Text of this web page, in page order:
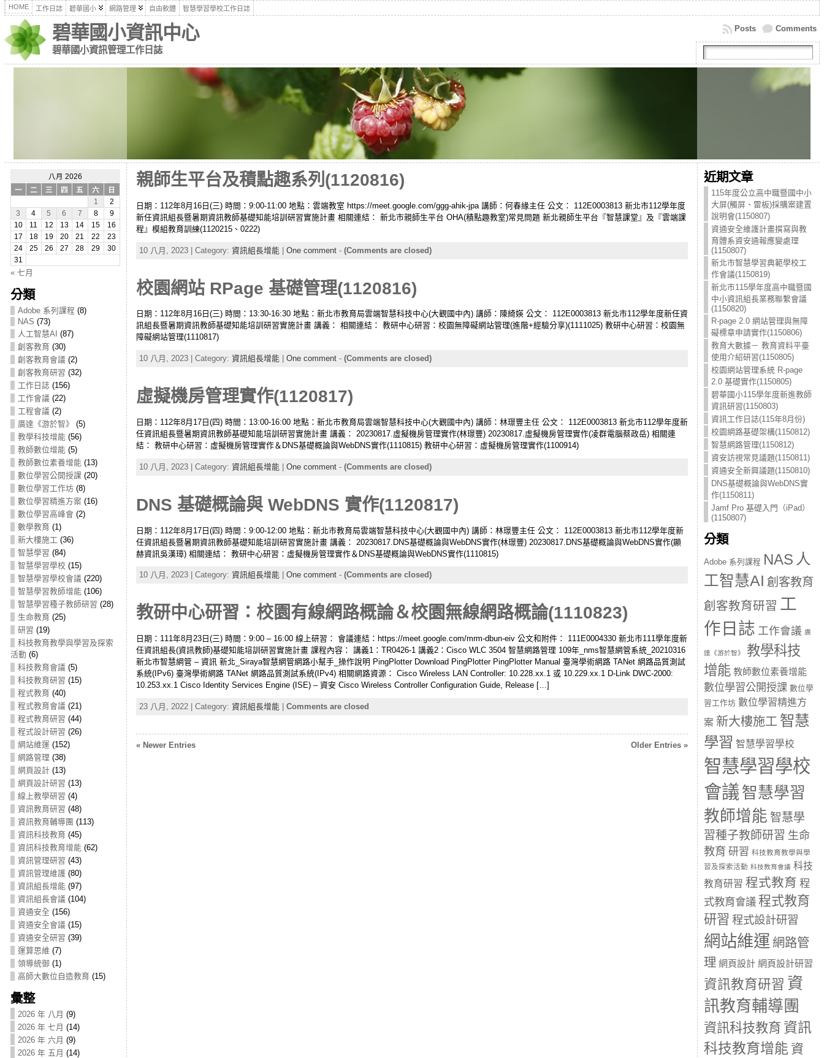
HOME 工作日誌 碧華國小 網路管理 自由軟體 智慧學習學校工作日誌
碧華國小資訊中心
碧華國小資訊管理工作日誌
Comments
Posts
八月 2026
一
二 三 四 五 六
日
1
2
3
4 5 6 7 8
9
10
11 12 13 14 15
16
17
18 19 20 21 22
23
24
25 26 27 28 29
30
31
« 七月
分類
Adobe 系列課程 (8)
NAS (73)
人工智慧AI (87)
創客教育 (30)
創客教育會議 (2)
創客教育研習 (32)
工作日誌 (156)
工作會議 (22)
工程會議 (2)
廣達《游於智》
(5)
教學科技增能(56)
教師數位增能(5)
教師數位素養增能(13)
數位學習公開授課 (20)
數位學習工作坊(8)
數位學習精進方案 (16)
數位學習高峰會 (2)
數學教育 (1)
新大樓施工 (36)
智慧學習 (84)
智慧學習學校 (15)
智慧學習學校會議 (220)
智慧學習教師增能(106)
智慧學習種子教師研習 (28)
生命教育 (25)
研習 (19)
科技教育教學與學習及探索
活動 (6)
科技教育會議 (5)
科技教育研習 (15)
程式教育 (40)
程式教育會議 (21)
程式教育研習 (44)
程式設計研習 (26)
網站維運 (152)
網路管理 (38)
網頁設計(13)
網頁設計研習 (13)
線上教學研習 (4)
資訊教育研習 (48)
資訊教育輔導團 (113)
資訊科技教育 (45)
資訊科技教育增能(62)
資訊管理研習 (43)
資訊管理維護(80)
資訊組長增能(97)
資訊組長會議 (104)
資通安全 (156)
資通安全會議 (15)
資通安全研習 (39)
運算思維 (7)
領導統御 (1)
高師大數位自造教育 (15)
彙整
2026 年 八月 (9)
2026 年 七月 (14)
2026 年 六月 (9)
2026 年 五月 (14)
親師生平台及積點趣系列(1120816)
日期：112年8月16日(三) 時間：9:00-11:00 地點：雲端教室 https://meet.google.com/ggg-ahik-jpa 講師：何春緣主任 公文： 112E0003813 新北市112學年度
新任資訊組長暨暑期資訊教師基礎知能培訓研習實施計畫 相關連結： 新北市親師生平台 OHA(積點趣教室)常見問題 新北親師生平台『智慧課堂』及『雲端課
程』模組教育訓練(1120215、0222)
10 八月, 2023 | Category: 資訊組長增能 | One comment- (Comments are closed)
校園網站 RPage 基礎管理(1120816)
日期：112年8月16日(三) 時間：13:30-16:30 地點：新北市教育局雲端智慧科技中心(大觀國中內) 講師：陳綺媖 公文： 112E0003813 新北市112學年度新任資
訊組長暨暑期資訊教師基礎知能培訓研習實施計畫 講義： 相關連結： 教研中心研習：校園無障礙網站管理(進階+經驗分享)(1111025) 教研中心研習：校園無
障礙網站管理(1110817)
10 八月, 2023 | Category: 資訊組長增能| One comment- (Comments are closed)
虛擬機房管理實作(1120817)
日期：112年8月17日(四) 時間：13:00-16:00 地點：新北市教育局雲端智慧科技中心(大觀國中內) 講師：林璟豐主任 公文： 112E0003813 新北市112學年度新
任資訊組長暨暑期資訊教師基礎知能培訓研習實施計畫 講義： 20230817.虛擬機房管理實作(林璟豐) 20230817.虛擬機房管理實作(凌群電腦蔡政岳) 相關連
結： 教研中心研習：虛擬機房管理實作＆DNS基礎概論與WebDNS實作(1110815) 教研中心研習：虛擬機房管理實作(1100914)
10 八月, 2023 | Category: 資訊組長增能 One comment- (Comments are closed)
DNS 基礎概論與 WebDNS 實作(1120817)
日期：112年8月17日(四) 時間：9:00-12:00 地點：新北市教育局雲端智慧科技中心(大觀國中內) 講師：林璟豐主任 公文： 112E0003813 新北市112學年度新
任資訊組長暨暑期資訊教師基礎知能培訓研習實施計畫 講義： 20230817.DNS基礎概論與WebDNS實作(林璟豐) 20230817.DNS基礎概論與WebDNS實作(顯
赫資訊吳漢璋) 相關連結： 教研中心研習：虛擬機房管理實作＆DNS基礎概論與WebDNS實作(1110815)
10 八月, 2023 | Category: 資訊組長增能| One comment- (Comments are closed)
教研中心研習：校園有線網路概論＆校園無線網路概論(1110823)
日期：111年8月23日(三) 時間：9:00 – 16:00 線上研習： 會議連結：https://meet.google.com/mrm-dbun-eiv 公文和附件： 111E0004330 新北市111學年度新
任資訊組長(資訊教師)基礎知能培訓研習實施計畫 課程內容： 講義1：TR0426-1 講義2：Cisco WLC 3504 智慧網路管理 109年_nms智慧網管系統_20210316
新北市智慧網管 – 資訊 新北_Siraya智慧網管網路小幫手_操作說明 PingPlotter Download PingPlotter PingPlotter Manual 臺灣學術網路 TANet 網路品質測試
系統(IPv6) 臺灣學術網路 TANet 網路品質測試系統(IPv4) 相關網路資源： Cisco Wireless LAN Controller: 10.228.xx.1 或 10.229.xx.1 D-Link DWC-2000:
10.253.xx.1 Cisco Identity Services Engine (ISE) – 資安 Cisco Wireless Controller Configuration Guide, Release […]
23 八月, 2022 | Category: 資訊組長增能 Comments are closed
« Newer Entries Older Entries »
近期文章
115年度公立高中職暨國中小
大屏(觸屏、雷板)採購案建置
說明會(1150807)
資通安全維護計畫撰寫與教
育體系資安通報應變處理
(1150807)
新北市智慧學習典範學校工
作會議(1150819)
新北市115學年度高中職暨國
中小資訊組長業務聯繫會議
(1150820)
R-page 2.0 網站管理與無障
礙標章申請實作(1150806)
教育大數據－ 教育資料平臺
使用介紹研習(1150805)
校園網站管理系統 R-page
2.0 基礎實作(1150805)
碧華國小115學年度新進教師
資訊研習(1150803)
資訊工作日誌(115年8月份)
校園網路基礎架構(1150812)
智慧網路管理(1150812)
資安訪視常見議題(1150811)
資通安全新興議題(1150810)
DNS基礎概論與WebDNS實
作(1150811)
Jamf Pro 基礎入門（iPad）
(1150807)
分類
Adobe 系列課程 NAS 人
工智慧AI 創客教育
創客教育研習 工
作日誌 工作會議 廣
達《游於智》
教學科技
增能 教師數位素養增能
數位學習公開授課 數位學
習工作坊 數位學習精進方
案 新大樓施工 智慧
學習 智慧學習學校
智慧學習學校
會議 智慧學習
教師增能 智慧學
習種子教師研習 生命
教育 研習 科技教育教學與學
習及探索活動 科技教育會議 科技
教育研習 程式教育 程
式教育會議 程式教育
研習 程式設計研習
網站維運 網路管
理 網頁設計 網頁設計研習
資訊教育研習 資
訊教育輔導團
資訊科技教育 資訊
科技教育增能 資